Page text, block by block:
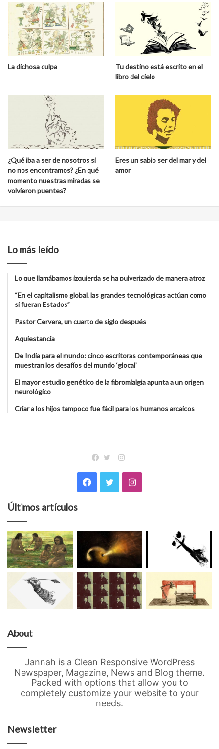
La dichosa culpa
Tu destino está escrito en el
libro del cielo
¿Qué iba a ser de nosotros si
no nos encontramos? ¿En qué
momento nuestras miradas se
volvieron puentes?
Eres un sabio ser del mar y del
amor
Lo más leído
Lo que llamábamos izquierda se ha pulverizado de manera atroz
“En el capitalismo global, las grandes tecnológicas actúan como
si fueran Estados”
Pastor Cervera, un cuarto de siglo después
Aquiestancia
De India para el mundo: cinco escritoras contemporáneas que
muestran los desafíos del mundo ‘glocal’
El mayor estudio genético de la fibromialgia apunta a un origen
neurológico
Criar a los hijos tampoco fue fácil para los humanos arcaicos
Instagram
Facebook
TwitterInstagram
Últimos artículos
About
Jannah is a Clean Responsive WordPress
Newspaper, Magazine, News and Blog theme.
Packed with options that allow you to
completely customize your website to your
needs.
Newsletter